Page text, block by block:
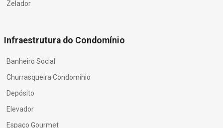
Zelador
Infraestrutura do Condomínio
Banheiro Social
Churrasqueira Condomínio
Depósito
Elevador
Espaço Gourmet